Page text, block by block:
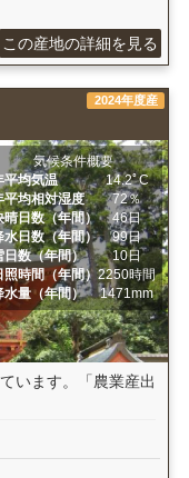
この産地の詳細を見る
2024年度産
気候条件概要
平均気温
14.2ﾟC
平均相対湿度
72％
晴日数（年間）
46日
水日数（年間）
99日
日数（年間）
10日
照時間（年間）2250時間
水量（年間）
1471mm
います。「農業産出